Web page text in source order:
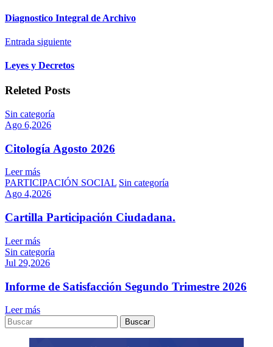
Diagnostico Integral de Archivo
Entrada siguiente
Leyes y Decretos
Releted Posts
Sin categoría
Ago 6,2026
Citología Agosto 2026
Leer más
PARTICIPACIÓN SOCIAL Sin categoría
Ago 4,2026
Cartilla Participación Ciudadana.
Leer más
Sin categoría
Jul 29,2026
Informe de Satisfacción Segundo Trimestre 2026
Leer más